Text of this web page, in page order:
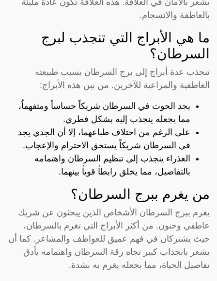
بالعاطفة والانسجام.
ما هي الأبراج التي تنجذب لبرج
السرطان؟
تنجذب عدة أبراج إلى برج السرطان بسبب طبيعته
العاطفية والمراعية للآخرين. من بين هذه الأبراج:
يجد الحوت في السرطان شريكاً حساساً ومتفهماُ،
مما يجعله ينجذب إليه بشكل فطري.
على الرغم من اختلاف طباعهما، إلا أن الجدي يجد
في السرطان شريكاً يستحق الاحترام والإعجاب.
العذراء ينجذب إلى تنظيم السرطان واهتمامه
بالتفاصيل، مما يخلق رابطاً قوياً بينهما.
من يغرم ببرج السرطان؟
يغرم ببرج السرطان الأشخاص الذين يبحثون عن شريك
عاطفي وحنون. من أكثر الأبراج التي تغرم بالسرطان،
حيث يشتركان في فهم عميق للعواطف والمشاعر. كما أن
يشعر بانجذاب كبير تجاه رقة السرطان واهتمامه بأدق
تفاصيل الحياة، مما يجعله يغرم به بشدة.